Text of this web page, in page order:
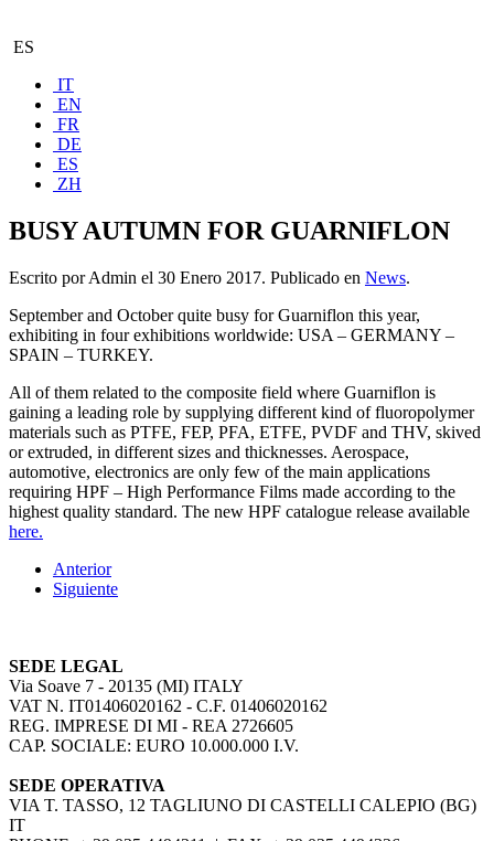
ES
IT
EN
FR
DE
ES
ZH
BUSY AUTUMN FOR GUARNIFLON
Escrito por Admin el 30 Enero 2017. Publicado en News.
September and October quite busy for Guarniflon this year,
exhibiting in four exhibitions worldwide: USA – GERMANY –
SPAIN – TURKEY.
All of them related to the composite field where Guarniflon is
gaining a leading role by supplying different kind of fluoropolymer
materials such as PTFE, FEP, PFA, ETFE, PVDF and THV, skived
or extruded, in different sizes and thicknesses. Aerospace,
automotive, electronics are only few of the main applications
requiring HPF – High Performance Films made according to the
highest quality standard. The new HPF catalogue release available
here.
Anterior
Siguiente
SEDE LEGAL
Via Soave 7 - 20135 (MI) ITALY
VAT N. IT01406020162 - C.F. 01406020162
REG. IMPRESE DI MI - REA 2726605
CAP. SOCIALE: EURO 10.000.000 I.V.
SEDE OPERATIVA
VIA T. TASSO, 12 TAGLIUNO DI CASTELLI CALEPIO (BG)
IT